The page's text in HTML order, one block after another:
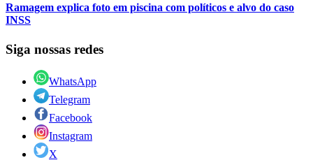
Ramagem explica foto em piscina com políticos e alvo do caso
INSS
Siga nossas redes
WhatsApp
Telegram
Facebook
Instagram
X